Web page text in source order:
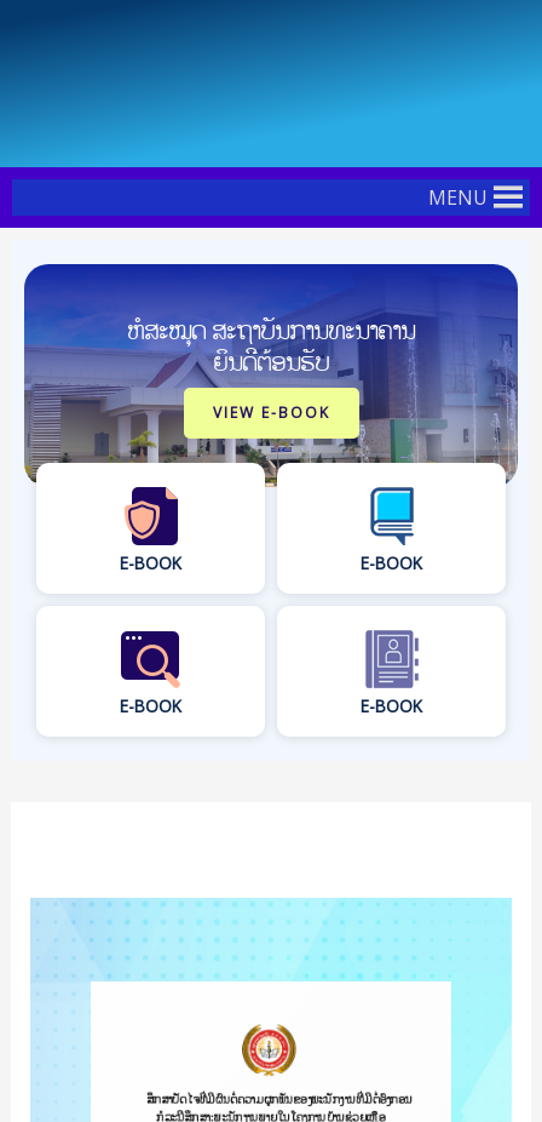
MENU
ຫໍສະໝຸດ ສະຖາບັນການທະນາຄານ
ຍິນດີຕ້ອນຮັບ
VIEW E-BOOK
E-BOOK E-BOOK
E-BOOK E-BOOK